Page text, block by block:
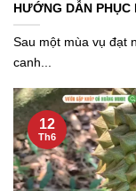
HƯỚNG DẪN PHỤC
Sau một mùa vụ đạt
canh...
12
Th6